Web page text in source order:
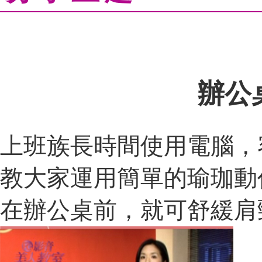
辦公
上班族長時間使用電腦
教大家運用簡單的瑜珈
在辦公桌前，就可舒緩